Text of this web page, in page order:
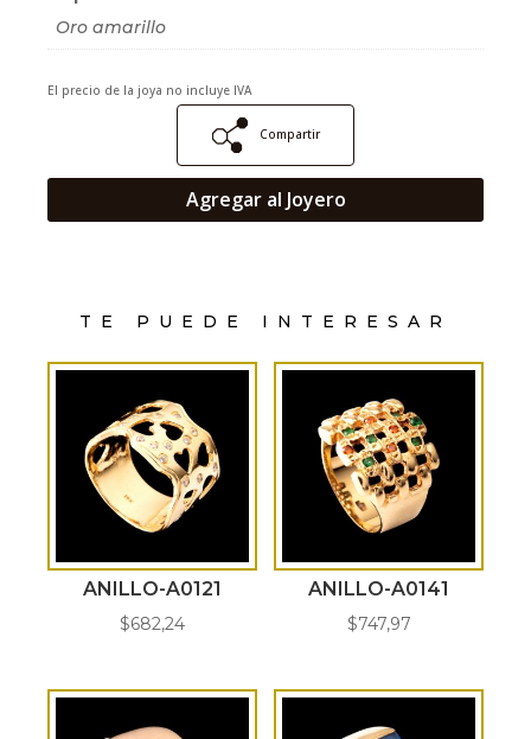
Oro amarillo
El precio de la joya no incluye IVA
Compartir
Agregar al Joyero
TE PUEDE INTERESAR
ANILLO-A0121
$682,24
ANILLO-A0141
$747,97